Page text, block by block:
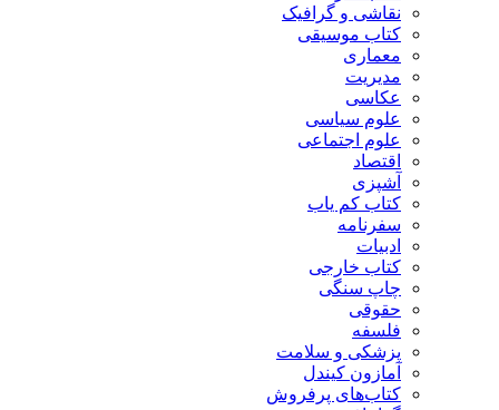
نقاشی و گرافیک
کتاب موسیقی
معماری
مدیریت
عکاسی
علوم سیاسی
علوم اجتماعی
اقتصاد
آشپزی
کتاب کم یاب
سفرنامه
ادبیات
کتاب خارجی
چاپ سنگی
حقوقی
فلسفه
پزشکی و سلامت
آمازون کیندل
کتاب‌های پرفروش